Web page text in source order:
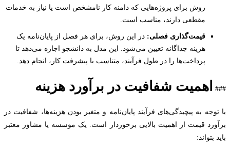
روش برای پروژه‌هایی که دامنه کار نامشخص است یا نیاز به خدمات
مقطعی دارند، مناسب است.
قیمت‌گذاری فصلی:در این روش، برای هر فصل از پایان‌نامه یک
هزینه جداگانه تعیین می‌شود. این مدل به دانشجو اجازه می‌دهد تا
پرداخت‌ها را در طول فرآیند، متناسب با پیشرفت کار، انجام دهد.
اهمیت شفافیت در برآورد هزینه
به پیچیدگی‌های فرآیند پایان‌نامه و متغیر بودن هزینه‌ها، شفافیت در
قیمت از اهمیت بالایی برخوردار است. یک موسسه یا مشاور معتبر